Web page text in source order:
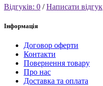
Відгуків: 0 /Написати відгук
Інформація
Договор оферти
Контакти
Повернення товару
Про нас
Доставка та оплата